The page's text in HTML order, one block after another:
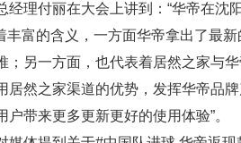
经理付丽在大会上讲到：“华帝在沈
丰富的含义，一方面华帝拿出了最
；另一方面，也代表着居然之家与
居然之家渠道的优势，发挥华帝品
带来更多更新更好的使用体验”。